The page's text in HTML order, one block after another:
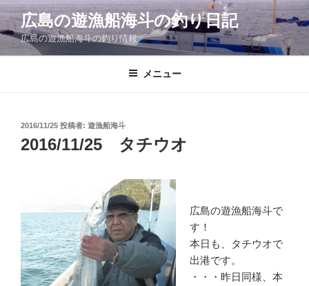
コ
ン
ン
広島の遊漁船海斗の釣り日記
広島の遊漁船海斗の釣り情報
メニュー
投
稿
日:
2016/11/25 投稿者: 遊漁船海斗
2016/11/25 タチウオ
広島の遊漁船海斗で
す！
本日も、タチウオで
出港です。
・・・昨日同様、本